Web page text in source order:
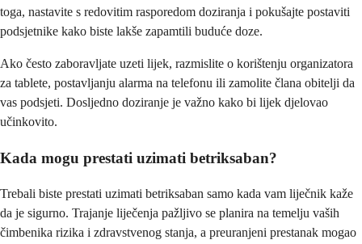
toga, nastavite s redovitim rasporedom doziranja i pokušajte postaviti
podsjetnike kako biste lakše zapamtili buduće doze.
Ako često zaboravljate uzeti lijek, razmislite o korištenju organizatora
za tablete, postavljanju alarma na telefonu ili zamolite člana obitelji da
vas podsjeti. Dosljedno doziranje je važno kako bi lijek djelovao
učinkovito.
Kada mogu prestati uzimati betriksaban?
Trebali biste prestati uzimati betriksaban samo kada vam liječnik kaže
da je sigurno. Trajanje liječenja pažljivo se planira na temelju vaših
čimbenika rizika i zdravstvenog stanja, a preuranjeni prestanak mogao